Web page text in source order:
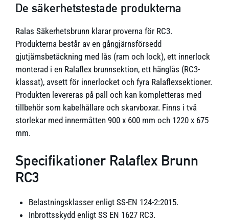
De säkerhetstestade produkterna
Ralas Säkerhetsbrunn klarar proverna för RC3.
Produkterna består av en gångjärnsförsedd
gjutjärnsbetäckning med lås (ram och lock), ett innerlock
monterad i en Ralaflex brunnsektion, ett hänglås (RC3-
klassat), avsett för innerlocket och fyra Ralaflexsektioner.
Produkten levereras på pall och kan kompletteras med
tillbehör som kabelhållare och skarvboxar. Finns i två
storlekar med innermåtten 900 x 600 mm och 1220 x 675
mm.
Specifikationer Ralaflex Brunn
RC3
Belastningsklasser enligt SS-EN 124-2:2015.
Inbrottsskydd enligt SS EN 1627 RC3.